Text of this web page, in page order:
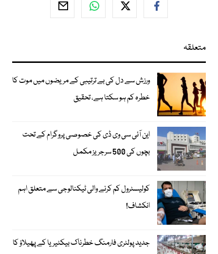
متعلقہ
ورزش سے دل کی بے ترتیبی کے مریضوں میں موت کا
خطرہ کم ہو سکتا ہے، تحقیق
این آئی سی وی ڈی کی خصوصی پروگرام کے تحت
بچوں کی 500 سرجریز مکمل
کولیسٹرول کم کرنے والی ٹیکنالوجی سے متعلق اہم
انکشاف!
جدید پولٹری فارمنگ خطرناک بیکٹیریا کے پھیلاؤ کا